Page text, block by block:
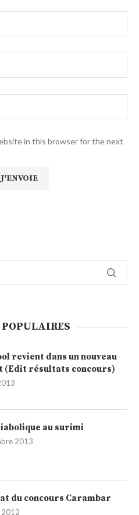
in this browser for the next
revient dans un nouveau
(Edit résultats concours)
au surimi
2013
du concours Carambar
2012